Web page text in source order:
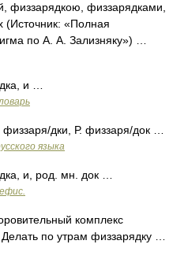
физзарядкою, физзарядками,
(Источник: «Полная
по А. А. Зализняку») …
и …
дки, Р. физзаря/док …
языка
и, род. мн. док …
комплекс
по утрам физзарядку …